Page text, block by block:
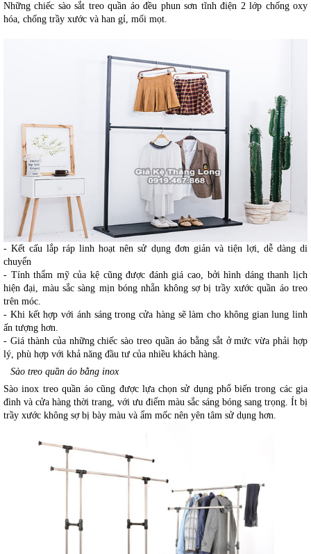
Những chiếc sào sắt treo quần áo đều phun sơn tĩnh điện 2 lớp chống oxy
hóa, chống trầy xước và han gỉ, mối mọt.
- Kết cấu lắp ráp linh hoạt nên sử dụng đơn giản và tiện lợi, dễ dàng di
chuyển
- Tính thẩm mỹ của kệ cũng được đánh giá cao, bởi hình dáng thanh lịch
hiện đại, màu sắc sàng mịn bóng nhẵn không sợ bị trầy xước quần áo treo
trên móc.
- Khi kết hợp với ánh sáng trong cửa hàng sẽ làm cho không gian lung linh
ấn tượng hơn.
- Giá thành của những chiếc sào treo quần áo bằng sắt ở mức vừa phải hợp
lý, phù hợp với khả năng đầu tư của nhiều khách hàng.
Sào treo quần áo bằng inox
Sào inox treo quần áo cũng được lựa chọn sử dụng phổ biến trong các gia
đình và cửa hàng thời trang, với ưu điểm màu sắc sáng bóng sang trọng. Ít bị
trầy xước không sợ bị bày màu và ẩm mốc nên yên tâm sử dụng hơn.